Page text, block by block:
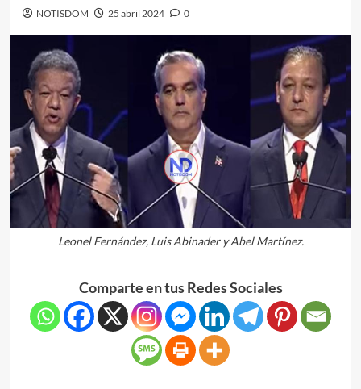
NOTISDOM 25 abril 2024 0
Leonel Fernández, Luis Abinader y Abel Martínez.
Comparte en tus Redes Sociales